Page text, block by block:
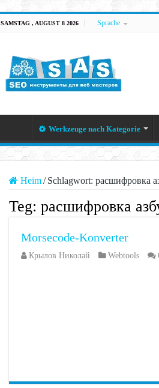
SAMSTAG , AUGUST 8 2026 Sprache
Werkzeuge nach Kategorie
Heim / Schlagwort: расшифровка
Teg: расшифровка
Morsecode-Konverter
Крылов Николай Webtools